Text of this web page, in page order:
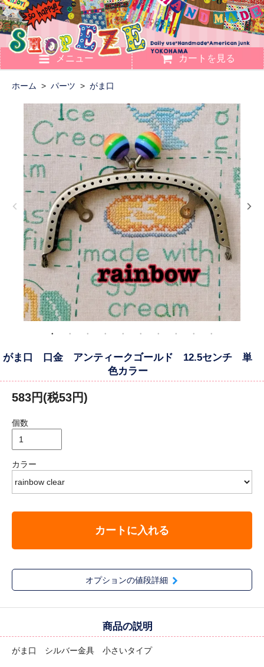
メニュー カートを見る
ホーム > パーツ > がま口
がま口 口金 アンティークゴールド 12.5センチ 単
色カラー
583円(税53円)
個数
カラー
カートに入れる
オプションの値段詳細
商品の説明
がま口 シルバー金具 小さいタイプ